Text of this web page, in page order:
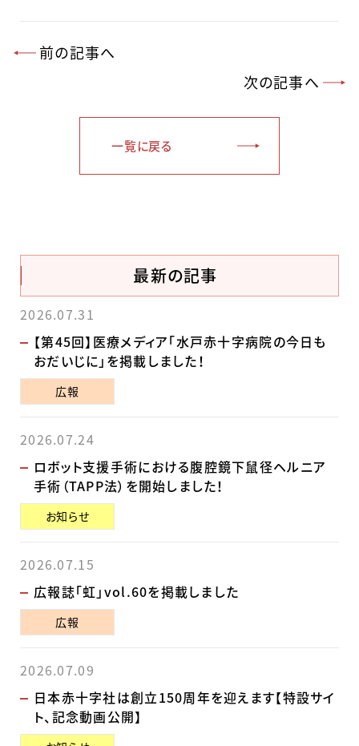
前の記事へ
次の記事へ
一覧に戻る
最新の記事
2026.07.31
【第45回】医療メディア「水戸赤十字病院の今日も
おだいじに」を掲載しました！
広報
2026.07.24
ロボット支援手術における腹腔鏡下鼠径ヘルニア
手術（TAPP法）を開始しました！
お知らせ
2026.07.15
広報誌「虹」vol.60を掲載しました
広報
2026.07.09
日本赤十字社は創立150周年を迎えます【特設サイ
ト、記念動画公開】